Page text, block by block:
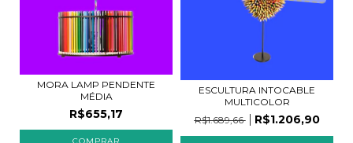
MORA LAMP PENDENTE
MÉDIA
R$655,17
ESCULTURA INTOCABLE
MULTICOLOR
R$1.689,66
R$1.206,90